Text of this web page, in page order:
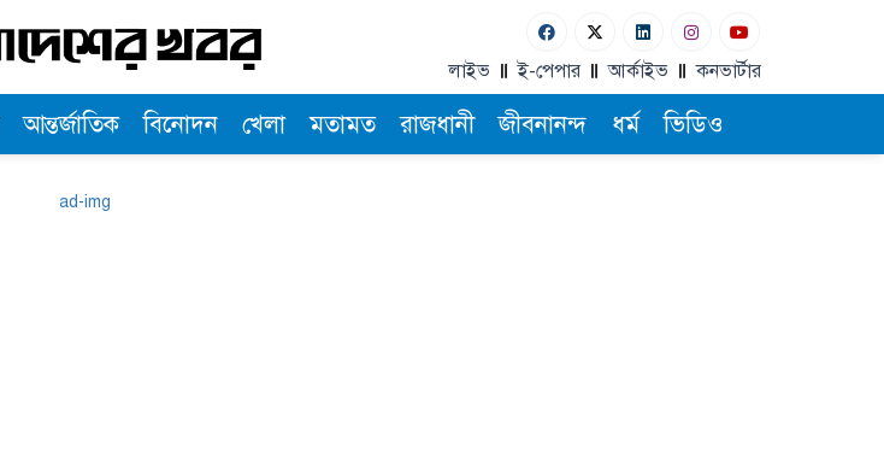
লাইভ ই-পেপার আর্কাইভ কনভার্টার
আন্তর্জাতিক বিনোদন খেলা মতামত রাজধানী জীবনানন্দ ধর্ম ভিডিও